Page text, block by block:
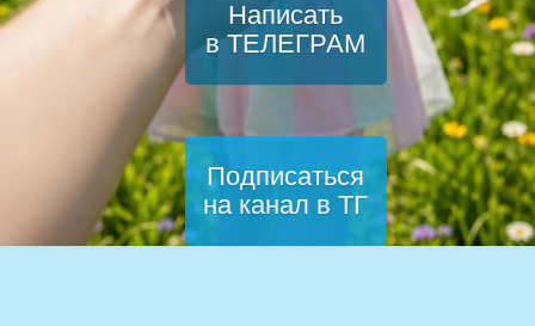
Написать
в ТЕЛЕГРАМ
Подписаться
на канал в ТГ